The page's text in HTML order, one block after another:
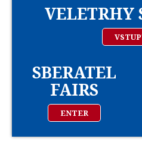
VELETRHY
SBERATEL
FAIRS
ENTER